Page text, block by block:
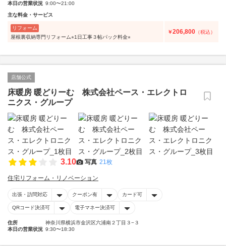
本日の営業状況 9:00〜21:00
主な料金・サービス
リフォーム
屋根裏収納専門リフォーム⭐︎1日工事３帖パック料金⭐︎
￥206,800 （税込）
店舗公式
床暖房 暖どりーむ 株式会社ペース・エレクトロ
ニクス・グループ
3.10 写真 21枚
住宅リフォーム・リノベーション
出張・訪問対応 クーポン有 カード可
QRコード決済可 電子マネー決済可
住所
神奈川県横浜市金沢区六浦南２丁目３−３
本日の営業状況 9:30〜18:30